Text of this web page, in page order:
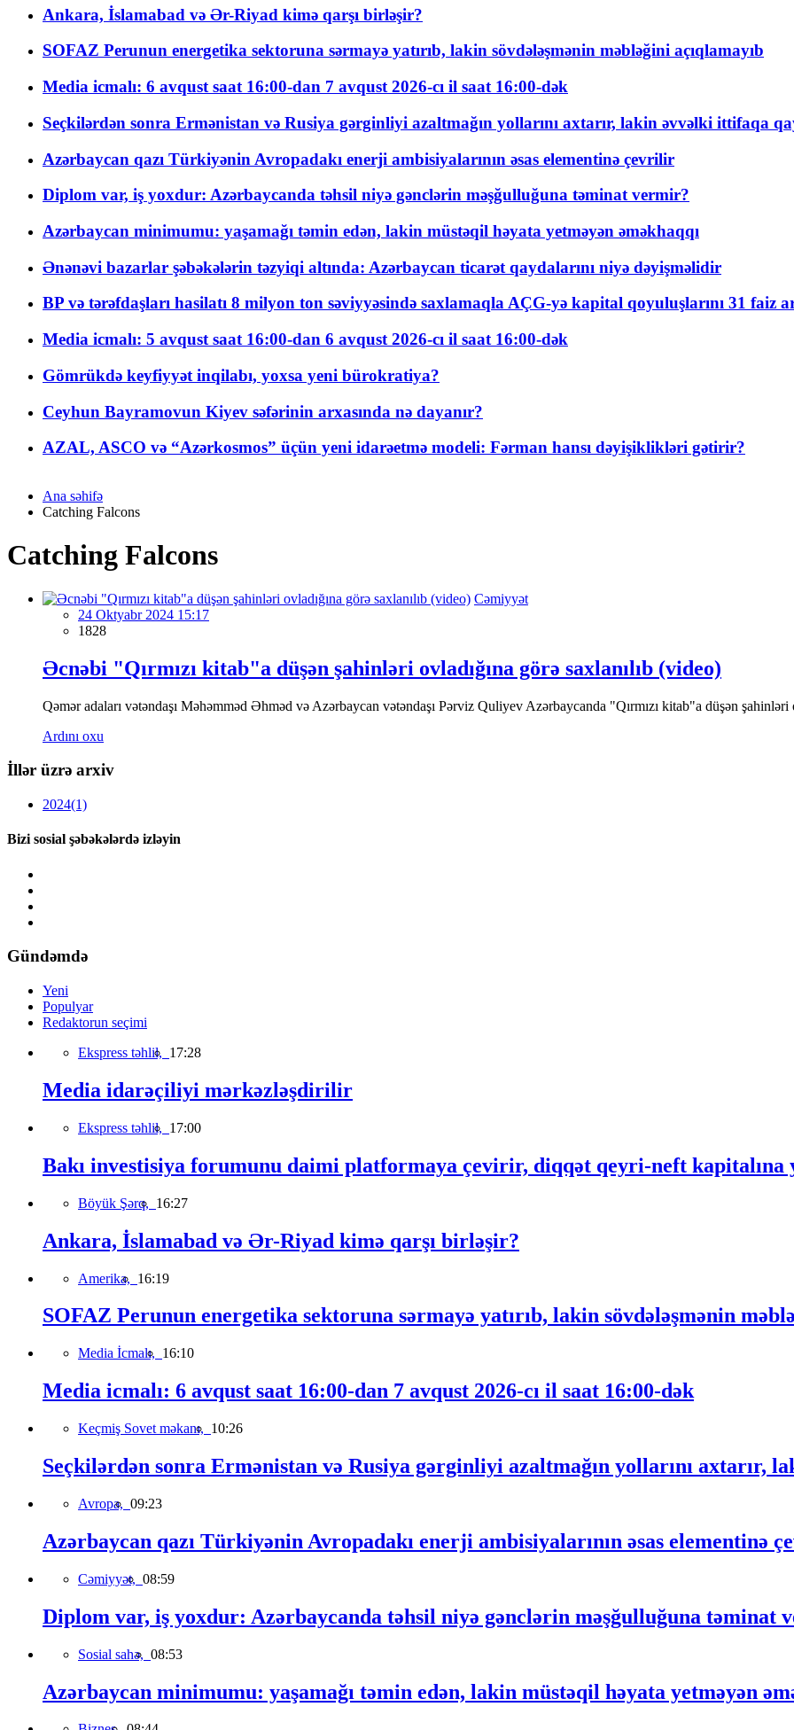
Ankara, İslamabad və Ər-Riyad kimə qarşı birləşir?
SOFAZ Perunun energetika sektoruna sərmayə yatırıb, lakin sövdələşmənin məbləğini açıqlamayıb
Media icmalı: 6 avqust saat 16:00-dan 7 avqust 2026-cı il saat 16:00-dək
Seçkilərdən sonra Ermənistan və Rusiya gərginliyi azaltmağın yollarını axtarır, lakin əvvəlki ittifaqa
Azərbaycan qazı Türkiyənin Avropadakı enerji ambisiyalarının əsas elementinə çevrilir
Diplom var, iş yoxdur: Azərbaycanda təhsil niyə gənclərin məşğulluğuna təminat vermir?
Azərbaycan minimumu: yaşamağı təmin edən, lakin müstəqil həyata yetməyən əməkhaqqı
Ənənəvi bazarlar şəbəkələrin təzyiqi altında: Azərbaycan ticarət qaydalarını niyə dəyişməlidir
BP və tərəfdaşları hasilatı 8 milyon ton səviyyəsində saxlamaqla AÇG-yə kapital qoyuluşlarını 31 faiz
Media icmalı: 5 avqust saat 16:00-dan 6 avqust 2026-cı il saat 16:00-dək
Gömrükdə keyfiyyət inqilabı, yoxsa yeni bürokratiya?
Ceyhun Bayramovun Kiyev səfərinin arxasında nə dayanır?
AZAL, ASCO və “Azərkosmos” üçün yeni idarəetmə modeli: Fərman hansı dəyişiklikləri gətirir?
Ana səhifə
Catching Falcons
Catching Falcons
Cəmiyyət
24 Oktyabr 2024 15:17
1828
Əcnəbi "Qırmızı kitab"a düşən şahinləri ovladığına görə saxlanılıb (video)
Qəmər adaları vətəndaşı Məhəmməd Əhməd və Azərbaycan vətəndaşı Pərviz Quliyev Azərbaycanda "Qırmızı kitab"a düşən şahinləri
Ardını oxu
İllər üzrə arxiv
2024(1)
Bizi sosial şəbəkələrdə izləyin
Gündəmdə
Yeni
Populyar
Redaktorun seçimi
Ekspress təhlil, 17:28
Media idarəçiliyi mərkəzləşdirilir
Ekspress təhlil, 17:00
Bakı investisiya forumunu daimi platformaya çevirir, diqqət qeyri-neft kapitalına
Böyük Şərq, 16:27
Ankara, İslamabad və Ər-Riyad kimə qarşı birləşir?
Amerika, 16:19
SOFAZ Perunun energetika sektoruna sərmayə yatırıb, lakin sövdələşmənin
Media İcmalı, 16:10
Media icmalı: 6 avqust saat 16:00-dan 7 avqust 2026-cı il saat 16:00-dək
Keçmiş Sovet məkanı, 10:26
Seçkilərdən sonra Ermənistan və Rusiya gərginliyi azaltmağın yollarını axtarır,
Avropa, 09:23
Azərbaycan qazı Türkiyənin Avropadakı enerji ambisiyalarının əsas elementinə
Cəmiyyət, 08:59
Diplom var, iş yoxdur: Azərbaycanda təhsil niyə gənclərin məşğulluğuna təminat
Sosial sahə, 08:53
Azərbaycan minimumu: yaşamağı təmin edən, lakin müstəqil həyata yetməyən